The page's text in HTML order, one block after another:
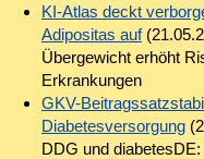
KI-Atlas deckt
Adipositas auf
Übergewicht erhöht
Erkrankungen
GKV-
Diabetesversorgung
DDG und